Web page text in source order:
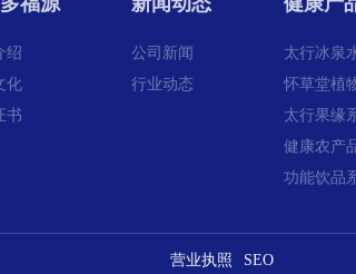
绍
化
书
公司新闻
行业动态
太行冰泉
怀草堂植
太行果缘
健康农产
功能饮品
营业执照 SEO